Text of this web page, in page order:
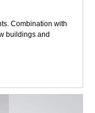
Combination with
buildings and